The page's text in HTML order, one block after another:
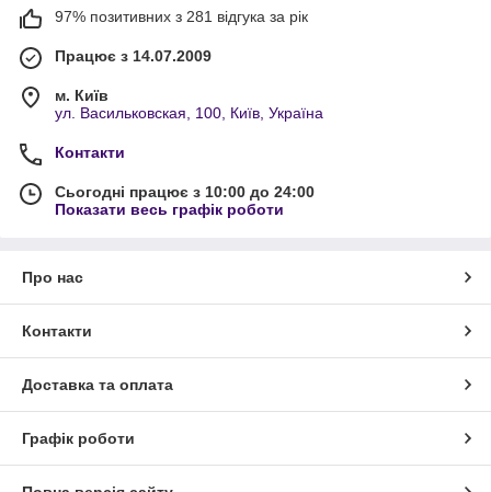
97% позитивних з 281 відгука за рік
Працює з 14.07.2009
м. Київ
ул. Васильковская, 100, Київ, Україна
Контакти
Сьогодні працює з 10:00 до 24:00
Показати весь графік роботи
Про нас
Контакти
Доставка та оплата
Графік роботи